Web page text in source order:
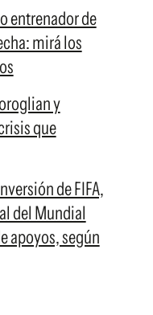
entrenador de
mirá los
y
que
de FIFA,
del Mundial
apoyos, según